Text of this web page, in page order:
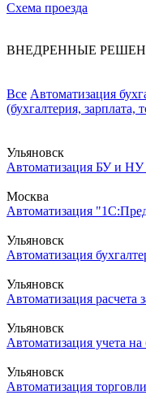
Схема проезда
ВНЕДРЕННЫЕ
Все Автоматизация
(бухгалтерия, зарплата,
Ульяновск
Автоматизация БУ и НУ
Москва
Автоматизация
Ульяновск
Автоматизация
Ульяновск
Автоматизация расчета
Ульяновск
Автоматизация учета
Ульяновск
Автоматизация